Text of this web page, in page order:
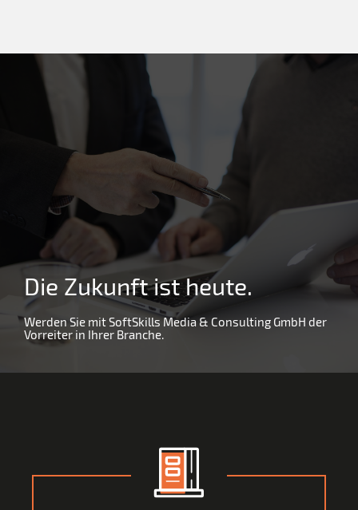
Die Zukunft ist heute.
Werden Sie mit SoftSkills Media & Consulting GmbH der
Vorreiter in Ihrer Branche.